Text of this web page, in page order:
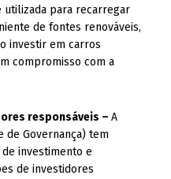
utilizada para recarregar
de fontes renováveis,
investir em carros
compromisso com a
responsáveis –A
de Governança) tem
investimento e
de investidores